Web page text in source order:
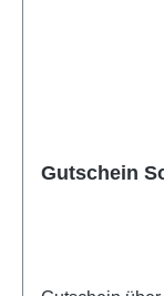
Gutschein